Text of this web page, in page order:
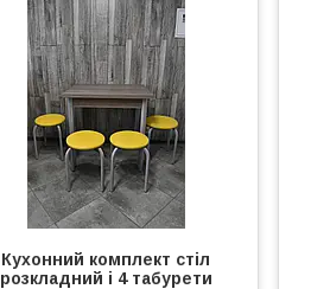
Кухонний комплект стіл
розкладний і 4 табурети